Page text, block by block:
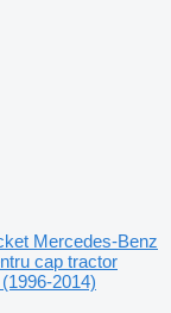
Mercedes-Benz
cap tractor
2014)